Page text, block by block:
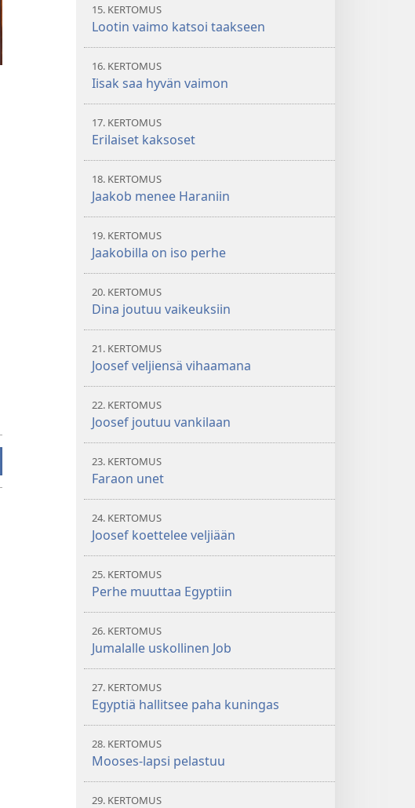
15. KERTOMUS
Lootin vaimo katsoi taakseen
16. KERTOMUS
Iisak saa hyvän vaimon
17. KERTOMUS
Erilaiset kaksoset
18. KERTOMUS
Jaakob menee Haraniin
19. KERTOMUS
Jaakobilla on iso perhe
20. KERTOMUS
Dina joutuu vaikeuksiin
21. KERTOMUS
Joosef veljiensä vihaamana
22. KERTOMUS
Joosef joutuu vankilaan
23. KERTOMUS
Faraon unet
24. KERTOMUS
Joosef koettelee veljiään
25. KERTOMUS
Perhe muuttaa Egyptiin
26. KERTOMUS
Jumalalle uskollinen Job
27. KERTOMUS
Egyptiä hallitsee paha kuningas
28. KERTOMUS
Mooses-lapsi pelastuu
29. KERTOMUS